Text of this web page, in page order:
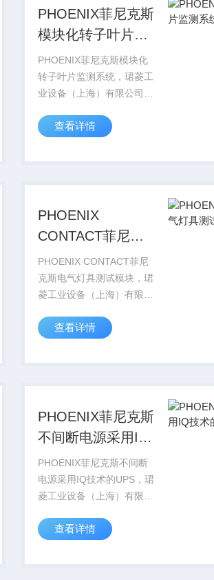
PHOENIX菲尼克斯
模块化转子叶片监
测系统
PHOENIX菲尼克斯模块化
转子叶片监测系统，珺菱工
业设备（上海）有限公司销
CONTACT菲尼克斯电气全
号库存现货，价格好，
查看详情
PHOENIX
CONTACT菲尼克
斯电气灯具测试模
块
PHOENIX CONTACT菲尼
克斯电气灯具测试模块，珺
菱工业设备（上海）有限公
CONTACT菲尼克斯电气全
号库存现货，价格好，
查看详情
PHOENIX菲尼克斯
不间断电源采用IQ
技术的UPS
PHOENIX菲尼克斯不间断
电源采用IQ技术的UPS，珺
菱工业设备（上海）有限公
CONTACT菲尼克斯电气全
号库存现货，价格好，
查看详情